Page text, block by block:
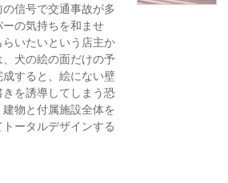
信号で交通事故が多
の気持ちを和ませ
いたいという店主か
犬の絵の面だけの予
すると、絵にない壁
を誘導してしまう恐
物と付属施設全体を
ータルデザインする